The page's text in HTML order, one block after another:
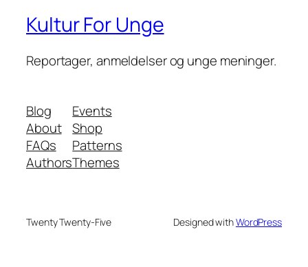
Kultur For Unge
Reportager, anmeldelser og unge meninger.
Blog
About
FAQs
Authors
Events
Shop
Patterns
Themes
Twenty Twenty-Five Designed withWordPress